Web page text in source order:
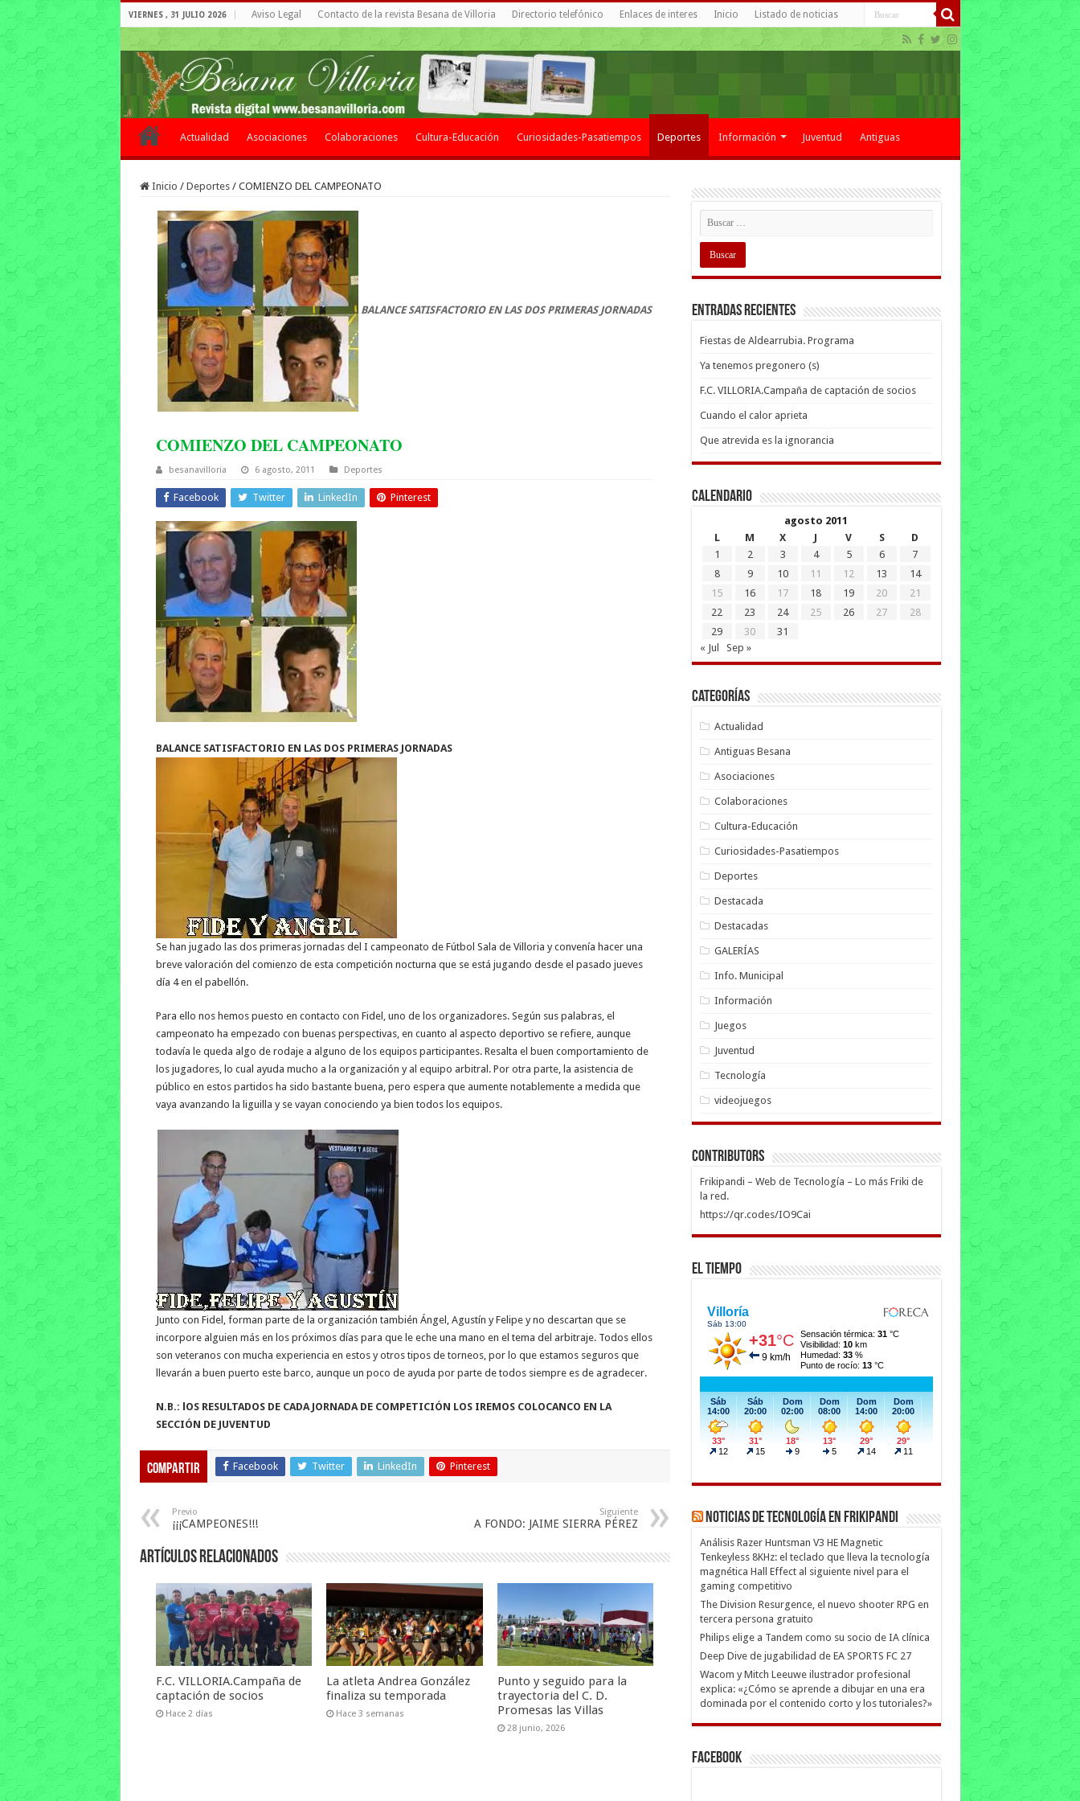
VIERNES , 31 JULIO 2026 Aviso Legal Contacto de la revista Besana de Villoria Directorio telefónico Enlaces de interes Inicio Listado de noticias
Actualidad Asociaciones Colaboraciones Cultura-Educación Curiosidades-Pasatiempos Deportes Información Juventud Antiguas
Inicio / Deportes / COMIENZO DEL CAMPEONATO
BALANCE SATISFACTORIO EN LAS DOS PRIMERAS JORNADAS
COMIENZO DEL CAMPEONATO
besanavilloria 6 agosto, 2011 Deportes
Facebook Twitter LinkedIn Pinterest
BALANCE SATISFACTORIO EN LAS DOS PRIMERAS JORNADAS
Se han jugado las dos primeras jornadas del I campeonato de Fútbol Sala de Villoria y convenía hacer una
breve valoración del comienzo de esta competición nocturna que se está jugando desde el pasado jueves
día 4 en el pabellón.
Para ello nos hemos puesto en contacto con Fidel, uno de los organizadores. Según sus palabras, el
campeonato ha empezado con buenas perspectivas, en cuanto al aspecto deportivo se refiere, aunque
todavía le queda algo de rodaje a alguno de los equipos participantes. Resalta el buen comportamiento de
los jugadores, lo cual ayuda mucho a la organización y al equipo arbitral. Por otra parte, la asistencia de
público en estos partidos ha sido bastante buena, pero espera que aumente notablemente a medida que
vaya avanzando la liguilla y se vayan conociendo ya bien todos los equipos.
Junto con Fidel, forman parte de la organización también Ángel, Agustín y Felipe y no descartan que se
incorpore alguien más en los próximos días para que le eche una mano en el tema del arbitraje. Todos ellos
son veteranos con mucha experiencia en estos y otros tipos de torneos, por lo que estamos seguros que
llevarán a buen puerto este barco, aunque un poco de ayuda por parte de todos siempre es de agradecer.
N.B.: lOS RESULTADOS DE CADA JORNADA DE COMPETICIÓN LOS IREMOS COLOCANCO EN LA
SECCIÓN DE JUVENTUD
Compartir Facebook Twitter LinkedIn Pinterest
Previo
¡¡¡CAMPEONES!!!
Siguiente
A FONDO: JAIME SIERRA PÉREZ
Artículos relacionados
F.C. VILLORIA.Campaña de
captación de socios
Hace 2 días
La atleta Andrea González
finaliza su temporada
Hace 3 semanas
Punto y seguido para la
trayectoria del C. D.
Promesas las Villas
28 junio, 2026
Entradas recientes
Fiestas de Aldearrubia. Programa
Ya tenemos pregonero (s)
F.C. VILLORIA.Campaña de captación de socios
Cuando el calor aprieta
Que atrevida es la ignorancia
Calendario
agosto 2011
L
M X J V S
D
1
2 3 4 5 6
7
8
9 10 11 12 13
14
15
16 17 18 19 20
21
22
23 24 25 26 27
28
29
30
31
« Jul
Sep »
Categorías
Actualidad
Antiguas Besana
Asociaciones
Colaboraciones
Cultura-Educación
Curiosidades-Pasatiempos
Deportes
Destacada
Destacadas
GALERÍAS
Info. Municipal
Información
Juegos
Juventud
Tecnología
videojuegos
Contributors
Frikipandi – Web de Tecnología – Lo más Friki de
la red.
https://qr.codes/IO9Cai
El Tiempo
Noticias de Tecnología en Frikipandi
Análisis Razer Huntsman V3 HE Magnetic
Tenkeyless 8KHz: el teclado que lleva la tecnología
magnética Hall Effect al siguiente nivel para el
gaming competitivo
The Division Resurgence, el nuevo shooter RPG en
tercera persona gratuito
Philips elige a Tandem como su socio de IA clínica
Deep Dive de jugabilidad de EA SPORTS FC 27
Wacom y Mitch Leeuwe ilustrador profesional
explica: «¿Cómo se aprende a dibujar en una era
dominada por el contenido corto y los tutoriales?»
Facebook